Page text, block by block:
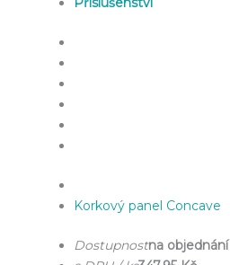
Korkový panel Concave
Dostupnostna objednání